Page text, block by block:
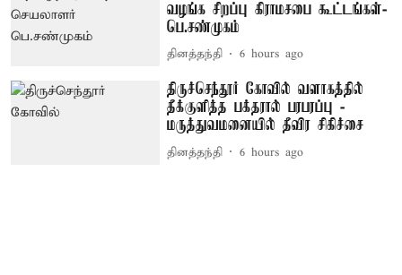
வழங்க சிறப்பு கிராமசபை கூட்டங்கள்-
பெ.சண்முகம்
தினத்தந்தி 6 hours ago
திருச்செந்தூர் கோவில் வளாகத்தில்
தீக்குளித்த பக்தரால் பரபரப்பு -
மருத்துவமனையில் தீவிர சிகிச்சை
தினத்தந்தி 6 hours ago